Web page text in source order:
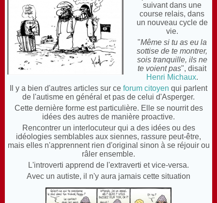
suivant dans une
course relais, dans
un nouveau cycle de
vie.
"Même si tu as eu la
sottise de te montrer,
sois tranquille, ils ne
te voient pas", disait
Henri Michaux.
Il y a bien d'autres articles sur ce forum citoyen qui parlent
de l'autisme en général et pas de celui d'Asperger.
Cette dernière forme est particulière. Elle se nourrit des
idées des autres de manière proactive.
Rencontrer un interlocuteur qui a des idées ou des
idéologies semblables aux siennes, rassure peut-être,
mais elles n'apprennent rien d'original sinon à se réjouir ou
râler ensemble.
L'introverti apprend de l'extraverti et vice-versa.
Avec un autiste, il n'y aura jamais cette situation